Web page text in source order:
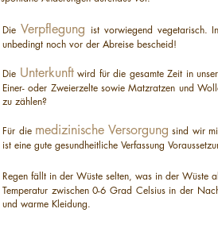
Die Verpflegung ist vorwiegend vegetarisch.
unbedingt noch vor der Abreise bescheid!
Die Unterkunftwird für die gesamte Zeit in
Einer- oder Zweierzelte sowie Matzratzen und
zu zählen?
Für die medizinische Versorgung sind wir
ist eine gute gesundheitliche Verfassung
Regen fällt in der Wüste selten, was in der Wüste
Temperatur zwischen 0-6 Grad Celsius in der
und warme Kleidung.